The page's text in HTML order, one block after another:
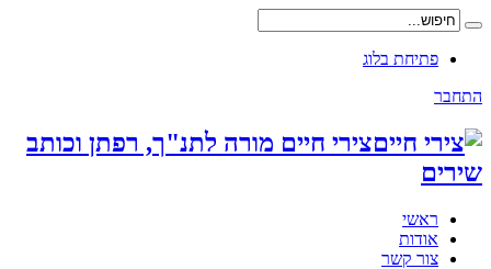
פתיחת בלוג
התחבר
צירי חיים מורה לתנ"ך, רפתן וכותב
שירים
ראשי
אודות
צור קשר